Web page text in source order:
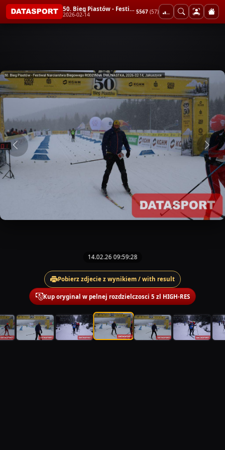
50. Bieg Piastów - Festiwal Narciarstwa Biegowego RODZINNA DWUNASTKA
2026-02-14 5567 (57)
14.02.26 09:59:28
Pobierz zdjecie z wynikiem / with result
Kup oryginal w pelnej rozdzielczosci 5 zl HIGH-RES